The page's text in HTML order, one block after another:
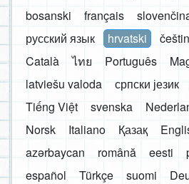
bosanski français
русский язык
hrvatski
Català
ไทย Português
latviešu valoda
српски језик
Tiếng Việt
svenska
Norsk
Italiano Қазақ
azərbaycan
română eesti
español
Türkçe suomi